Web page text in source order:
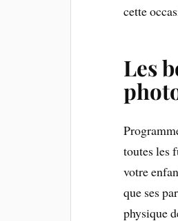
cette
Les
toutes les
votre
que ses
physique